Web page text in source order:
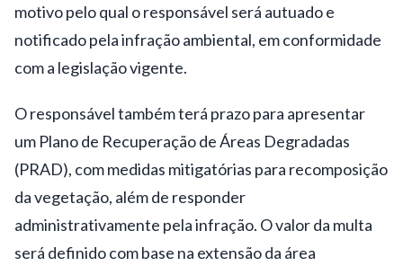
motivo pelo qual o responsável será autuado e
notificado pela infração ambiental, em conformidade
com a legislação vigente.
O responsável também terá prazo para apresentar
um Plano de Recuperação de Áreas Degradadas
(PRAD), com medidas mitigatórias para recomposição
da vegetação, além de responder
administrativamente pela infração. O valor da multa
será definido com base na extensão da área